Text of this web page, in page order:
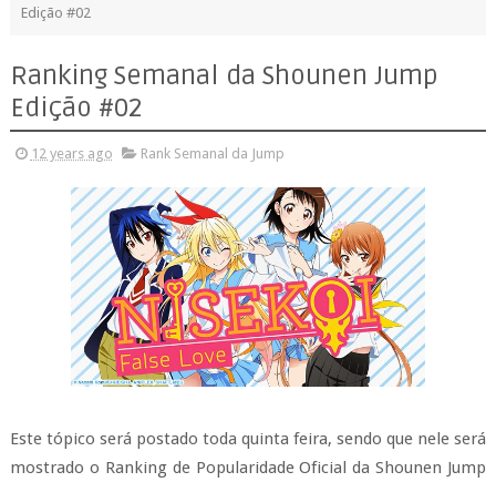
Edição #02
Ranking Semanal da Shounen Jump
Edição #02
12 years ago Rank Semanal da Jump
Este tópico será postado toda quinta feira, sendo que nele será
mostrado o Ranking de Popularidade Oficial da Shounen Jump